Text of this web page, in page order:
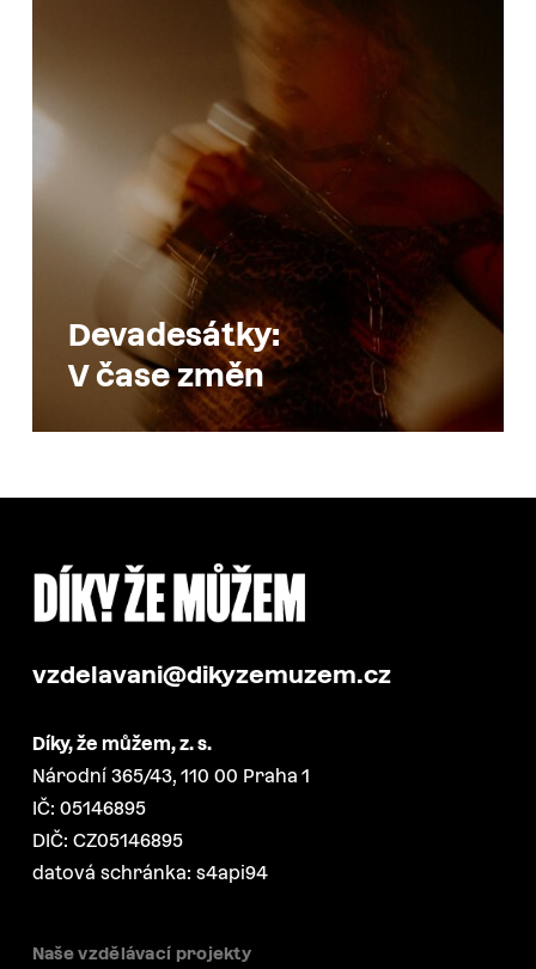
Devadesátky:
V čase změn
vzdelavani@dikyzemuzem.cz
Díky, že můžem, z. s.
Národní 365/43, 110 00 Praha 1
IČ: 05146895
DIČ: CZ05146895
datová schránka: s4api94
Naše vzdělávací projekty